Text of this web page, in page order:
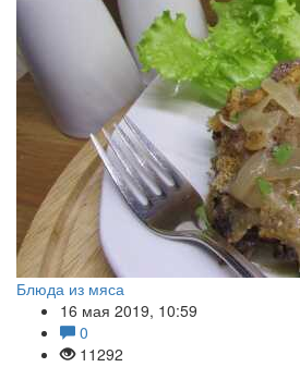
Блюда из мяса
16 мая 2019, 10:59
0
11292